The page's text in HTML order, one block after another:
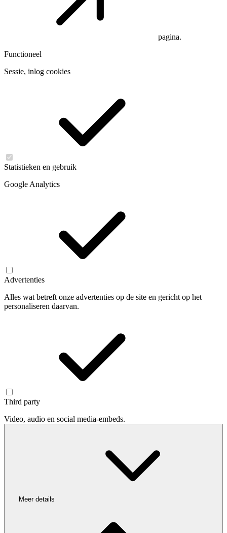
pagina.
Functioneel
Sessie, inlog cookies
Statistieken en gebruik
Google Analytics
Advertenties
Alles wat betreft onze advertenties op de site en gericht op het
personaliseren daarvan.
Third party
Video, audio en social media-embeds.
Meer details